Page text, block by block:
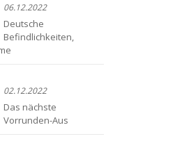
06.12.2022
Deutsche
Befindlichkeiten,
02.12.2022
Das nächste
Vorrunden-Aus